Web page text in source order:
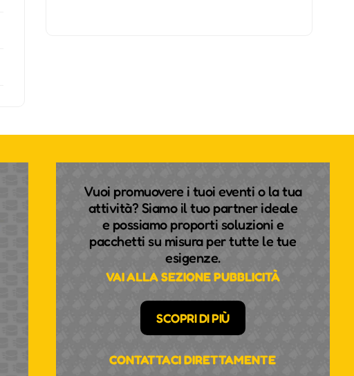
Vuoi promuovere i tuoi eventi o la tua
attività? Siamo il tuo partner ideale
e possiamo proporti soluzioni e
pacchetti su misura per tutte le tue
esigenze.
VAI ALLA SEZIONE PUBBLICITÀ
SCOPRI DI PIÙ
CONTATTACI DIRETTAMENTE